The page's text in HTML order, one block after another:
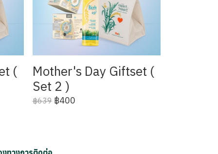
(
Mother's Day Giftset (
Set 2 )
฿639 ฿400